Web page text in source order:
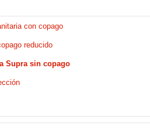
con copago
reducido
Supra sin copago